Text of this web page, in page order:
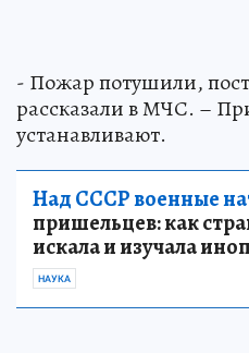
- Пожар потушили,
рассказали в МЧС. –
устанавливают.
Над СССР военные
пришельцев: как
искала и изучала
НАУКА